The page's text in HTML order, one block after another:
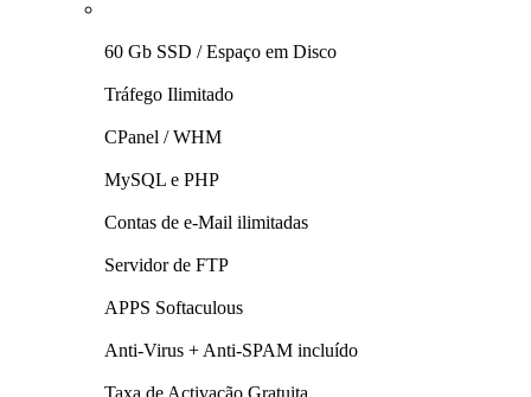
60 Gb SSD / Espaço em Disco
Tráfego Ilimitado
CPanel / WHM
MySQL e PHP
Contas de e-Mail ilimitadas
Servidor de FTP
APPS Softaculous
Anti-Virus + Anti-SPAM incluí­do